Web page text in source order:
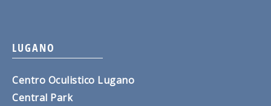
LUGANO
Centro Oculistico Lugano
Central Park